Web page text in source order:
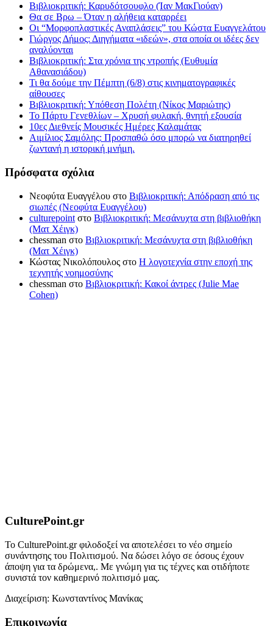
Βιβλιοκριτική: Καρυδότσουφλο (Ίαν ΜακΓιούαν)
Θα σε Βρω – Όταν η αλήθεια καταρρέει
Οι “Μορφοπλαστικές Αναπλάσεις” του Κώστα Ευαγγελάτου
Γιώργος Δήμος: Διηγήματα «ιδεών», στα οποία οι ιδέες δεν
αναλύονται
Βιβλιοκριτική: Στα χρόνια της ντροπής (Ευθυμία
Αθανασιάδου)
Τι θα δούμε την Πέμπτη (6/8) στις κινηματογραφικές
αίθουσες
Βιβλιοκριτική: Υπόθεση Πολέτη (Νίκος Μαριώτης)
Το Πάρτυ Γενεθλίων – Χρυσή φυλακή, θνητή εξουσία
10ες Διεθνείς Μουσικές Ημέρες Καλαμάτας
Αιμίλιος Σαμόλης: Προσπαθώ όσο μπορώ να διατηρηθεί
ζωντανή η ιστορική μνήμη.
Πρόσφατα σχόλια
Νεοφύτα Ευαγγέλου στο Βιβλιοκριτική: Απόδραση από τις
σιωπές (Νεοφύτα Ευαγγέλου)
culturepoint στο Βιβλιοκριτική: Μεσάνυχτα στη βιβλιοθήκη
(Ματ Χέιγκ)
chessman στο Βιβλιοκριτική: Μεσάνυχτα στη βιβλιοθήκη
(Ματ Χέιγκ)
Κώστας Νικολόπουλος στο Η λογοτεχνία στην εποχή της
τεχνητής νοημοσύνης
chessman στο Βιβλιοκριτική: Κακοί άντρες (Julie Mae
Cohen)
CulturePoint.gr
Το CulturePoint.gr φιλοδοξεί να αποτελέσει το νέο σημείο
συνάντησης του Πολιτισμού. Να δώσει λόγο σε όσους έχουν
άποψη για τα δρώμενα,. Με γνώμη για τις τέχνες και οτιδήποτε
συνιστά τον καθημερινό πολιτισμό μας.
Διαχείριση: Κωνσταντίνος Μανίκας
Επικοινωνία